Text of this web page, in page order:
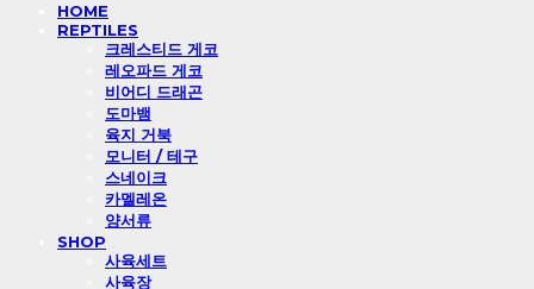
HOME
REPTILES
크레스티드 게코
레오파드 게코
비어디 드래곤
도마뱀
육지 거북
모니터 / 테구
스네이크
카멜레온
양서류
SHOP
사육세트
사육장